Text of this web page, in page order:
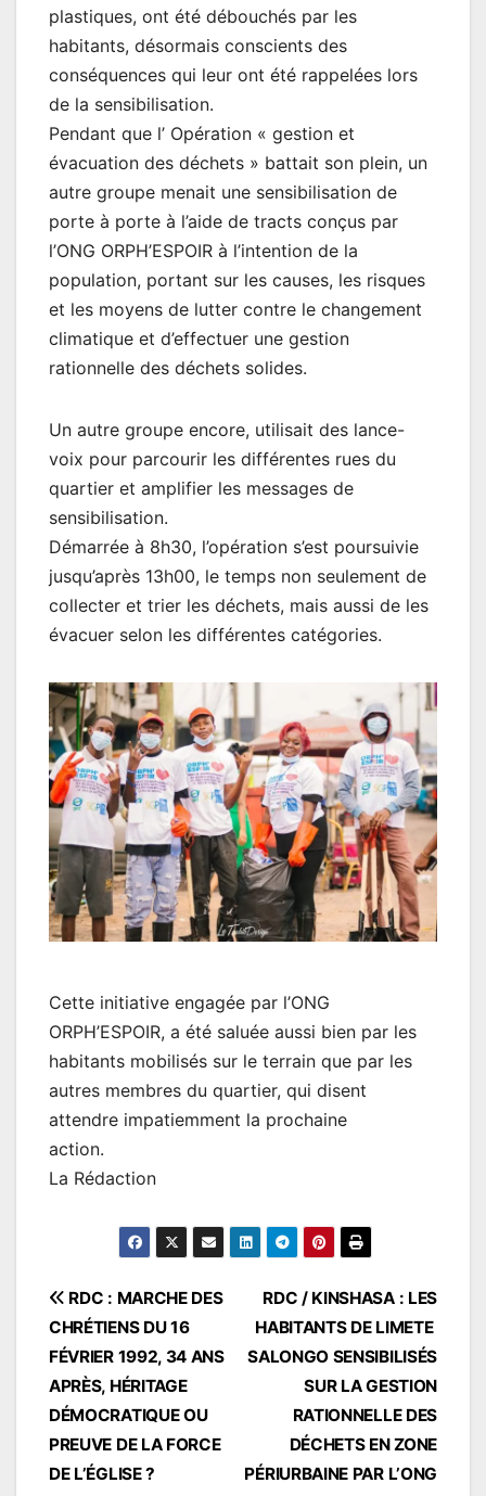
plastiques, ont été débouchés par les
habitants, désormais conscients des
conséquences qui leur ont été rappelées lors
de la sensibilisation.
Pendant que l’ Opération « gestion et
évacuation des déchets » battait son plein, un
autre groupe menait une sensibilisation de
porte à porte à l’aide de tracts conçus par
l’ONG ORPH’ESPOIR à l’intention de la
population, portant sur les causes, les risques
et les moyens de lutter contre le changement
climatique et d’effectuer une gestion
rationnelle des déchets solides.
Un autre groupe encore, utilisait des lance-
voix pour parcourir les différentes rues du
quartier et amplifier les messages de
sensibilisation.
Démarrée à 8h30, l’opération s’est poursuivie
jusqu’après 13h00, le temps non seulement de
collecter et trier les déchets, mais aussi de les
évacuer selon les différentes catégories.
Cette initiative engagée par l’ONG
ORPH’ESPOIR, a été saluée aussi bien par les
habitants mobilisés sur le terrain que par les
autres membres du quartier, qui disent
attendre impatiemment la prochaine
action.
La Rédaction
Navigation
de
l’article
RDC / KINSHASA : LES
HABITANTS DE LIMETE
SALONGO SENSIBILISÉS
SUR LA GESTION
RATIONNELLE DES
DÉCHETS EN ZONE
PÉRIURBAINE PAR L’ONG
RDC : MARCHE DES
CHRÉTIENS DU 16
FÉVRIER 1992, 34 ANS
APRÈS, HÉRITAGE
DÉMOCRATIQUE OU
PREUVE DE LA FORCE
DE L’ÉGLISE ?